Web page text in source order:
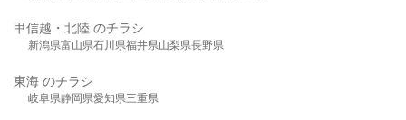
甲信越・北陸 のチラシ
新潟県富山県石川県福井県山梨県長野県
東海 のチラシ
岐阜県静岡県愛知県三重県